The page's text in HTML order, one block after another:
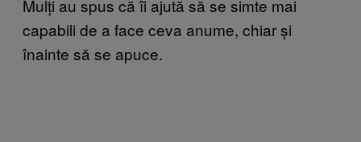
Mulți au spus că îi ajută să se simte mai
capabili de a face ceva anume, chiar și
înainte să se apuce.